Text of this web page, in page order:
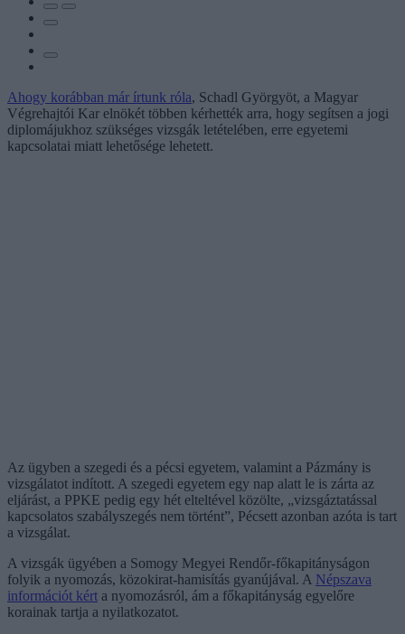
Ahogy korábban már írtunk róla, Schadl Györgyöt, a Magyar
Végrehajtói Kar elnökét többen kérhették arra, hogy segítsen a jogi
diplomájukhoz szükséges vizsgák letételében, erre egyetemi
kapcsolatai miatt lehetősége lehetett.
Az ügyben a szegedi és a pécsi egyetem, valamint a Pázmány is
vizsgálatot indított. A szegedi egyetem egy nap alatt le is zárta az
eljárást, a PPKE pedig egy hét elteltével közölte, „vizsgáztatással
kapcsolatos szabályszegés nem történt”, Pécsett azonban azóta is tart
a vizsgálat.
A vizsgák ügyében a Somogy Megyei Rendőr-főkapitányságon
folyik a nyomozás, közokirat-hamisítás gyanújával. A Népszava
információt kért a nyomozásról, ám a főkapitányság egyelőre
korainak tartja a nyilatkozatot.